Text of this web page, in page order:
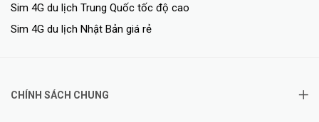
Sim 4G du lịch Trung Quốc tốc độ cao
Sim 4G du lịch Nhật Bản giá rẻ
CHÍNH SÁCH CHUNG